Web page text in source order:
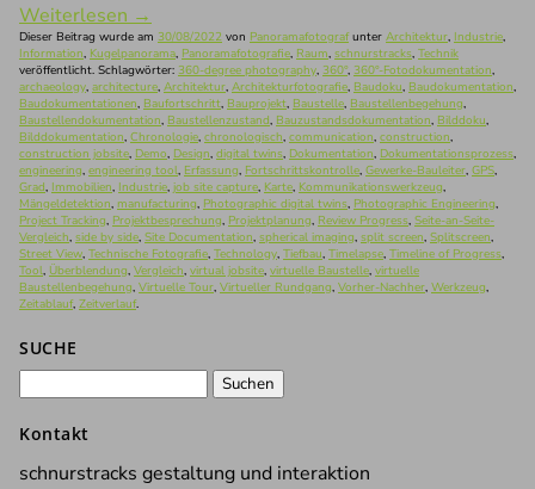
Weiterlesen →
Dieser Beitrag wurde am 30/08/2022 von Panoramafotografunter Architektur, Industrie,
Information, Kugelpanorama, Panoramafotografie, Raum, schnurstracks, Technik
veröffentlicht. Schlagwörter: 360-degree photography, 360°, 360°-Fotodokumentation,
archaeology, architecture, Architektur, Architekturfotografie, Baudoku, Baudokumentation,
Baudokumentationen, Baufortschritt, Bauprojekt, Baustelle, Baustellenbegehung,
Baustellendokumentation, Baustellenzustand, Bauzustandsdokumentation, Bilddoku,
Bilddokumentation, Chronologie, chronologisch, communication, construction,
construction jobsite, Demo, Design, digital twins, Dokumentation, Dokumentationsprozess,
engineering, engineering tool, Erfassung, Fortschrittskontrolle, Gewerke-Bauleiter, GPS,
Grad, Immobilien, Industrie, job site capture, Karte, Kommunikationswerkzeug,
Mängeldetektion, manufacturing, Photographic digital twins, Photographic Engineering,
Project Tracking, Projektbesprechung, Projektplanung, Review Progress, Seite-an-Seite-
Vergleich, side by side, Site Documentation, spherical imaging, split screen, Splitscreen,
Street View, Technische Fotografie, Technology, Tiefbau, Timelapse, Timeline of Progress,
Tool, Überblendung, Vergleich, virtual jobsite, virtuelle Baustelle, virtuelle
Baustellenbegehung, Virtuelle Tour, Virtueller Rundgang, Vorher-Nachher, Werkzeug,
Zeitablauf, Zeitverlauf.
SUCHE
Kontakt
schnurstracks gestaltung und interaktion